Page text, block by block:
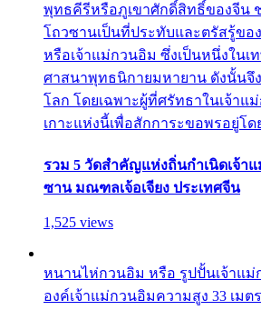
พุทธคีรีหรือภูเขาศักดิ์สิทธิ์ของจีน
โถวซานเป็นที่ประทับและตรัสรู้ขอ
หรือเจ้าแม่กวนอิม ซึ่งเป็นหนึ่งใน
ศาสนาพุทธนิกายมหายาน ดังนั้นจึ
โลก โดยเฉพาะผู้ที่ศรัทธาในเจ้าแ
เกาะแห่งนี้เพื่อสักการะขอพรอยู่โ
รวม 5 วัดสำคัญแห่งถิ่นกำเนิดเจ้า
ซาน มณฑลเจ้อเจียง ประเทศจีน
1,525 views
หนานไห่กวนอิม หรือ รูปปั้นเจ้าแม่
องค์เจ้าแม่กวนอิมความสูง 33 เม